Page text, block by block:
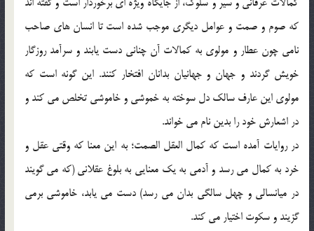
كه صوم و صمت و عوامل ديگري موجب شده است تا انسان هاي صاحب
نامي چون عطار و مولوي به كمالات آن چناني دست يابند و سرآمد روزگار
خويش گردند و جهان و جهانيان بدانان افتخار كنند. اين گونه است كه
مولوي اين عارف سالك دل سوخته به خموشي و خاموشي تخلص مي كند و
در اشعارش خود را بدين نام مي خواند.
در روايات آمده است كه كمال العقل الصمت؛ به اين معنا كه وقتي عقل و
خرد به كمال مي رسد و آدمي به يك معنايي به بلوغ عقلاني (كه مي گويند
در ميانسالي و چهل سالگي بدان مي رسد) دست مي يابد، خاموشي برمي
گزيند و سكوت اختيار مي كند.